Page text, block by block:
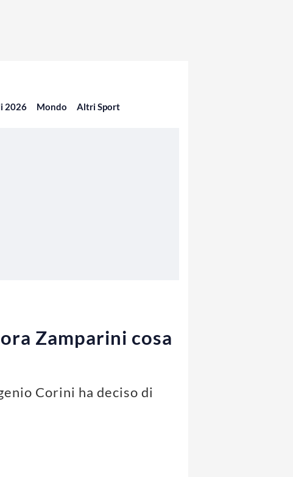
2026 Mondo Altri Sport
Zamparini cosa
Corini ha deciso di